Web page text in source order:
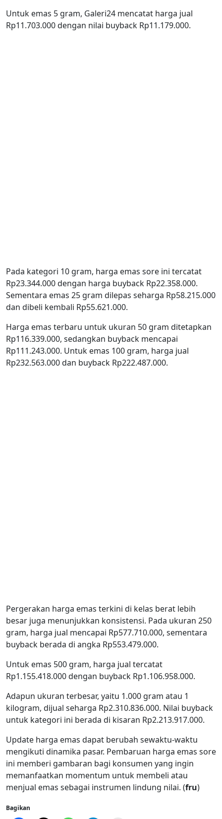
Untuk emas 5 gram, Galeri24 mencatat harga jual
Rp11.703.000 dengan nilai buyback Rp11.179.000.
Pada kategori 10 gram, harga emas sore ini tercatat
Rp23.344.000 dengan harga buyback Rp22.358.000.
Sementara emas 25 gram dilepas seharga Rp58.215.000
dan dibeli kembali Rp55.621.000.
Harga emas terbaru untuk ukuran 50 gram ditetapkan
Rp116.339.000, sedangkan buyback mencapai
Rp111.243.000. Untuk emas 100 gram, harga jual
Rp232.563.000 dan buyback Rp222.487.000.
Pergerakan harga emas terkini di kelas berat lebih
besar juga menunjukkan konsistensi. Pada ukuran 250
gram, harga jual mencapai Rp577.710.000, sementara
buyback berada di angka Rp553.479.000.
Untuk emas 500 gram, harga jual tercatat
Rp1.155.418.000 dengan buyback Rp1.106.958.000.
Adapun ukuran terbesar, yaitu 1.000 gram atau 1
kilogram, dijual seharga Rp2.310.836.000. Nilai buyback
untuk kategori ini berada di kisaran Rp2.213.917.000.
Update harga emas dapat berubah sewaktu-waktu
mengikuti dinamika pasar. Pembaruan harga emas sore
ini memberi gambaran bagi konsumen yang ingin
memanfaatkan momentum untuk membeli atau
menjual emas sebagai instrumen lindung nilai. (fru)
Bagikan